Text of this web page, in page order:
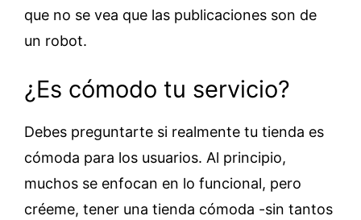
que no se vea que las publicaciones son de
un robot.
¿Es cómodo tu servicio?
Debes preguntarte si realmente tu tienda es
cómoda para los usuarios. Al principio,
muchos se enfocan en lo funcional, pero
créeme, tener una tienda cómoda -sin tantos